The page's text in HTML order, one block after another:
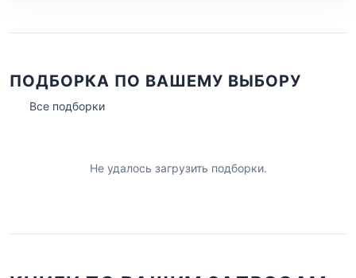
ПОДБОРКА ПО ВАШЕМУ ВЫБОРУ
Все подборки
Не удалось загрузить подборки.